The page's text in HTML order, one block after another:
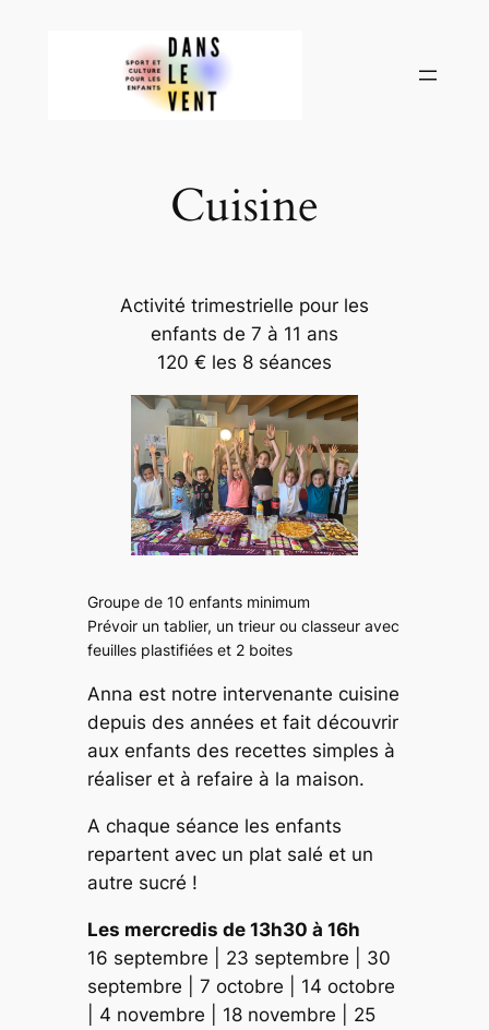
Cuisine
Activité trimestrielle pour les
enfants de 7 à 11 ans
120 € les 8 séances
Groupe de 10 enfants minimum
Prévoir un tablier, un trieur ou classeur avec
feuilles plastifiées et 2 boites
Anna est notre intervenante cuisine
depuis des années et fait découvrir
aux enfants des recettes simples à
réaliser et à refaire à la maison.
A chaque séance les enfants
repartent avec un plat salé et un
autre sucré !
Les mercredis de 13h30 à 16h
16 septembre | 23 septembre | 30
septembre | 7 octobre | 14 octobre
| 4 novembre | 18 novembre | 25